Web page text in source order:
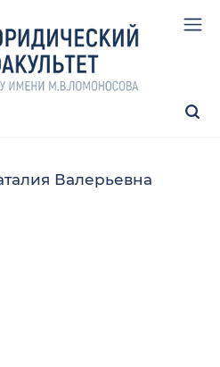
Валерьевна